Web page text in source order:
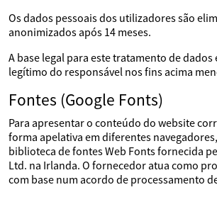
Os dados pessoais dos utilizadores são
anonimizados após 14 meses.
A base legal para este tratamento de dados
legítimo do responsável nos fins acima
Fontes (Google Fonts)
Para apresentar o conteúdo do website
forma apelativa em diferentes
biblioteca de fontes Web Fonts fornecida
Ltd. na Irlanda. O fornecedor atua como
com base num acordo de processamento